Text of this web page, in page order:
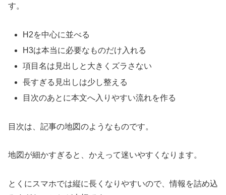
す。
H2を中心に並べる
H3は本当に必要なものだけ入れる
項目名は見出しと大きくズラさない
長すぎる見出しは少し整える
目次のあとに本文へ入りやすい流れを作る
目次は、記事の地図のようなものです。
地図が細かすぎると、かえって迷いやすくなります。
とくにスマホでは縦に長くなりやすいので、情報を詰め込